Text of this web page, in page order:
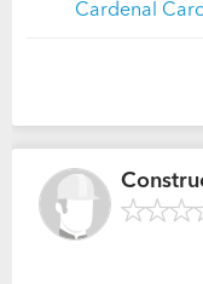
Cardenal